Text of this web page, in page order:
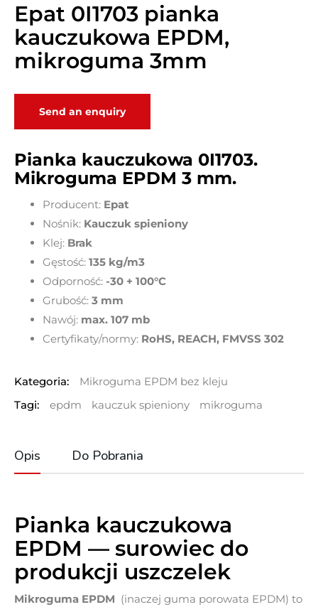
Epat 0I1703 pianka
kauczukowa EPDM,
mikroguma 3mm
Send an enquiry
Pianka kauczukowa 0I1703.
Mikroguma EPDM 3 mm.
Producent: Epat
Nośnik: Kauczuk spieniony
Klej: Brak
Gęstość: 135 kg/m3
Odporność: -30 + 100°C
Grubość: 3 mm
Nawój: max. 107 mb
Certyfikaty/normy: RoHS, REACH, FMVSS 302
Kategoria:
Mikroguma EPDM bez kleju
Tagi:
epdm kauczuk spieniony mikroguma
Opis Do Pobrania
Pianka kauczukowa
EPDM — surowiec do
produkcji uszczelek
Mikroguma EPDM (inaczej guma porowata EPDM) to